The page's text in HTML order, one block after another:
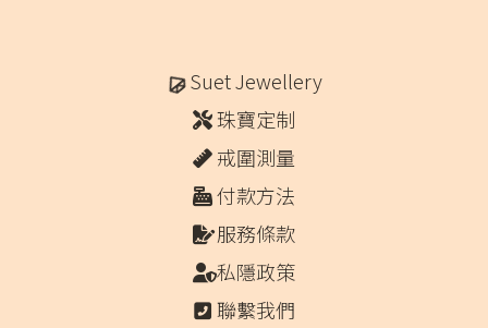
Suet Jewellery
珠寶定制
戒圍測量
付款方法
服務條款
私隱政策
聯繫我們